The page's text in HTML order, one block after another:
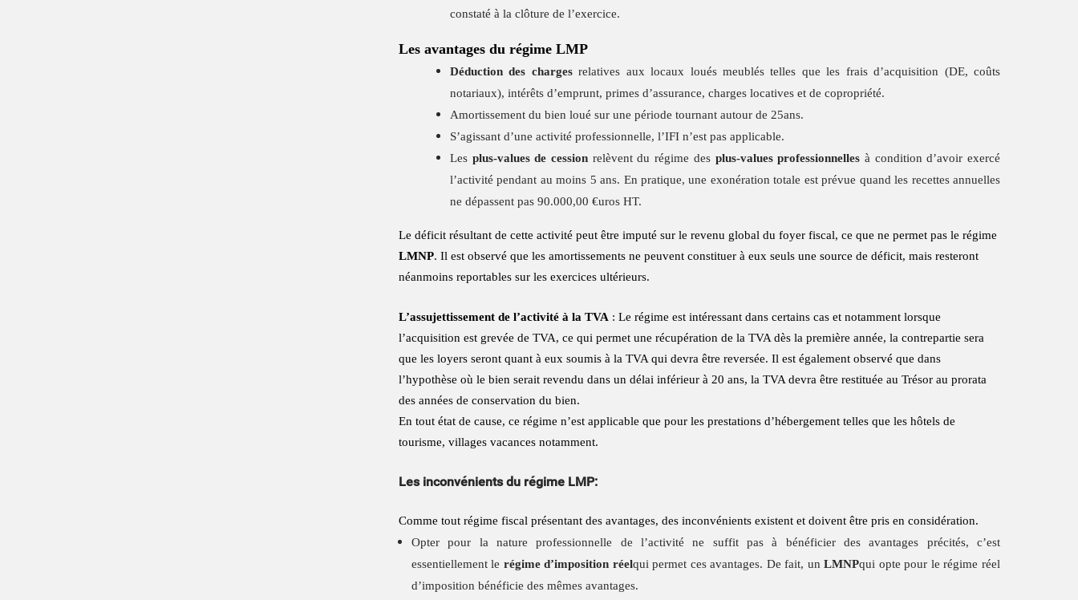
constaté à la clôture de l’exercice.
Les avantages du régime LMP
Déduction des chargesrelatives aux locaux loués meublés telles que les frais d’acquisition (DE, coûts
notariaux), intérêts d’emprunt, primes d’assurance, charges locatives et de copropriété.
Amortissement du bien loué sur une période tournant autour de 25ans.
S’agissant d’une activité professionnelle, l’IFI n’est pas applicable.
Les plus-values de cession relèvent du régime des plus-values professionnelles à condition d’avoir exercé
l’activité pendant au moins 5 ans. En pratique, une exonération totale est prévue quand les recettes annuelles
ne dépassent pas 90.000,00 €uros HT.
Le déficit résultant de cette activité peut être imputé sur le revenu global du foyer fiscal, ce que ne permet pas le régime
LMNP. Il est observé que les amortissements ne peuvent constituer à eux seuls une source de déficit, mais resteront
néanmoins reportables sur les exercices ultérieurs.
L’assujettissement de l’activité à la TVA : Le régime est intéressant dans certains cas et notamment lorsque
l’acquisition est grevée de TVA, ce qui permet une récupération de la TVA dès la première année, la contrepartie sera
que les loyers seront quant à eux soumis à la TVA qui devra être reversée. Il est également observé que dans
l’hypothèse où le bien serait revendu dans un délai inférieur à 20 ans, la TVA devra être restituée au Trésor au prorata
des années de conservation du bien.
En tout état de cause, ce régime n’est applicable que pour les prestations d’hébergement telles que les hôtels de
tourisme, villages vacances notamment.
Les inconvénients du régime LMP:
Comme tout régime fiscal présentant des avantages, des inconvénients existent et doivent être pris en considération.
Opter pour la nature professionnelle de l’activité ne suffit pas à bénéficier des avantages précités, c’est
essentiellement le régime d’imposition réelqui permet ces avantages. De fait, unLMNPqui opte pour le régime réel
d’imposition bénéficie des mêmes avantages.